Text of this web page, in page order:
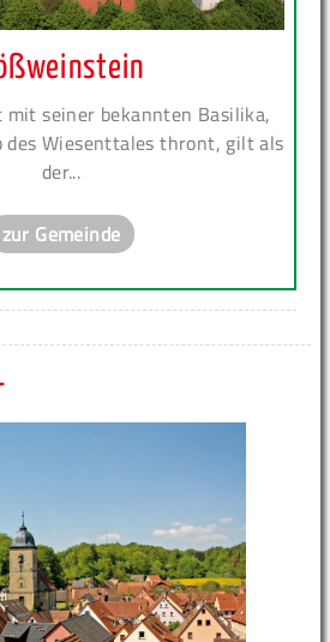
seiner bekannten Basilika,
des Wiesenttales thront, gilt als
der...
zur Gemeinde